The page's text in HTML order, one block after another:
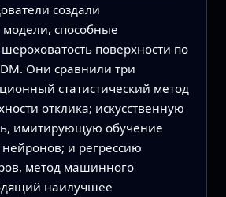
создали
способные
поверхности по
Они сравнили три
статистический метод
отклика; искусственную
имитирующую обучение
и регрессию
метод машинного
наилучшее